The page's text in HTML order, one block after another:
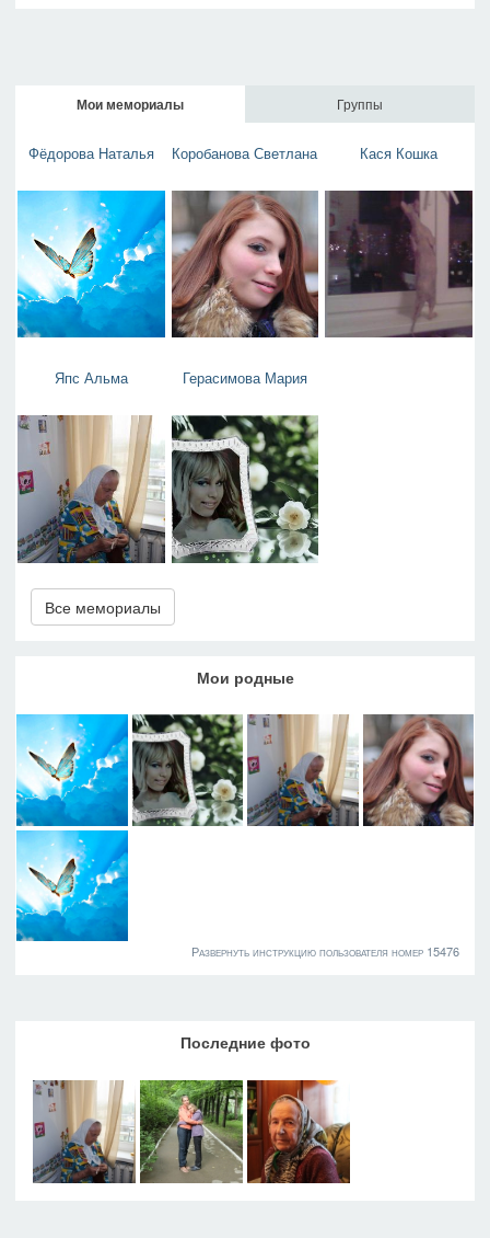
Мои мемориалы Группы
Фёдорова Наталья Коробанова Светлана Кася Кошка
Япс Альма Герасимова Мария
Все мемориалы
Мои родные
Развернуть инструкцию пользователя номер 15476
Последние фото